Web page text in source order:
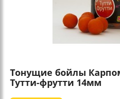
Тонущие бойлы
Тутти-фрутти 14мм